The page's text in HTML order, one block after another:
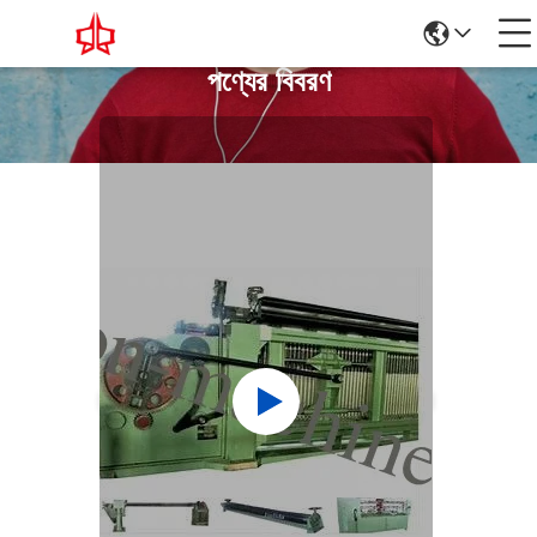
পণ্যের বিবরণ